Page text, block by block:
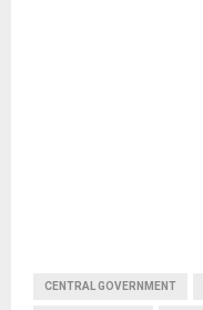
CENTRAL GOVERNMENT